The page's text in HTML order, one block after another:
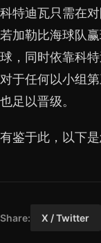
科特迪瓦只需在
若加勒比海球队
球，同时依靠科
对于任何以小组
也足以晋级。
有鉴于此，以下
Share: X / Twitter